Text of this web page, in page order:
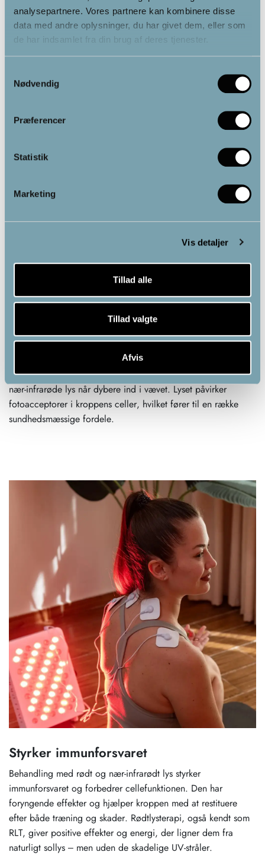
analysepartnere. Vores partnere kan kombinere disse
data med andre oplysninger, du har givet dem, eller som
de har indsamlet fra din brug af deres tjenester.
Nødvendig
Præferencer
Statistik
Marketing
Vis detaljer
Tillad alle
Tillad valgte
Afvis
Kombination af rødt lys og nær-infrarødt
Lysterapi kan forbedre din sundhed på flere måder.
Kombinationen af rødt lys og nær-infrarødt lys har en kraftfuld
effekt på kroppen: det røde lys trænger ind i huden, mens det
nær-infrarøde lys når dybere ind i vævet. Lyset påvirker
fotoacceptorer i kroppens celler, hvilket fører til en række
sundhedsmæssige fordele.
Styrker immunforsvaret
Behandling med rødt og nær-infrarødt lys styrker
immunforsvaret og forbedrer cellefunktionen. Den har
foryngende effekter og hjælper kroppen med at restituere
efter både træning og skader. Rødtlysterapi, også kendt som
RLT, giver positive effekter og energi, der ligner dem fra
naturligt sollys – men uden de skadelige UV-stråler.